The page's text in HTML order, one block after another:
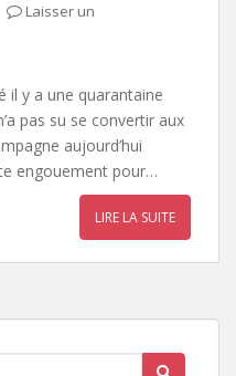
Laisser un
il y a une quarantaine
pas su se convertir aux
aujourd’hui
engouement pour…
LIRE LA SUITE